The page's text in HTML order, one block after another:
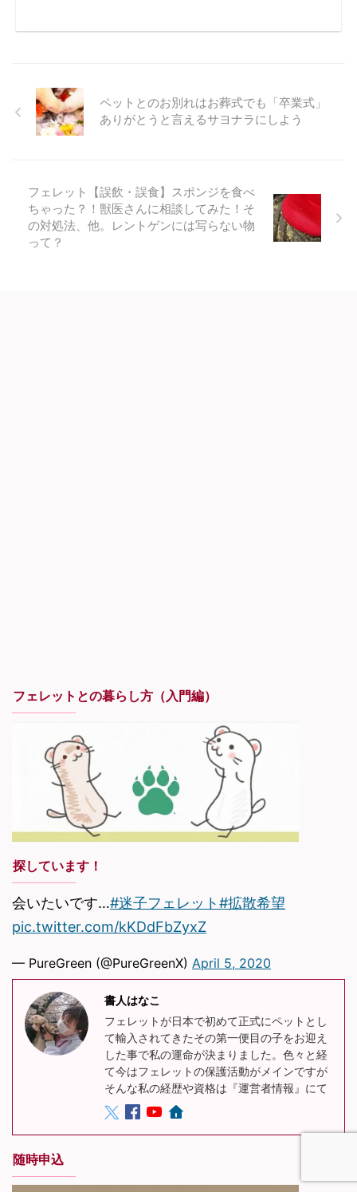
ペットとのお別れはお葬式でも「卒業式」
ありがとうと言えるサヨナラにしよう
フェレット【誤飲・誤食】スポンジを食べ
ちゃった？！獣医さんに相談してみた！そ
の対処法、他。レントゲンには写らない物
って？
フェレットとの暮らし方（入門編）
探しています！
会いたいです…#迷子フェレット#拡散希望
pic.twitter.com/kKDdFbZyxZ
— PureGreen (@PureGreenX) April 5, 2020
書人はなこ
フェレットが日本で初めて正式にペットとし
て輸入されてきたその第一便目の子をお迎え
した事で私の運命が決まりました。色々と経
て今はフェレットの保護活動がメインですが
そんな私の経歴や資格は『運営者情報』にて
随時申込